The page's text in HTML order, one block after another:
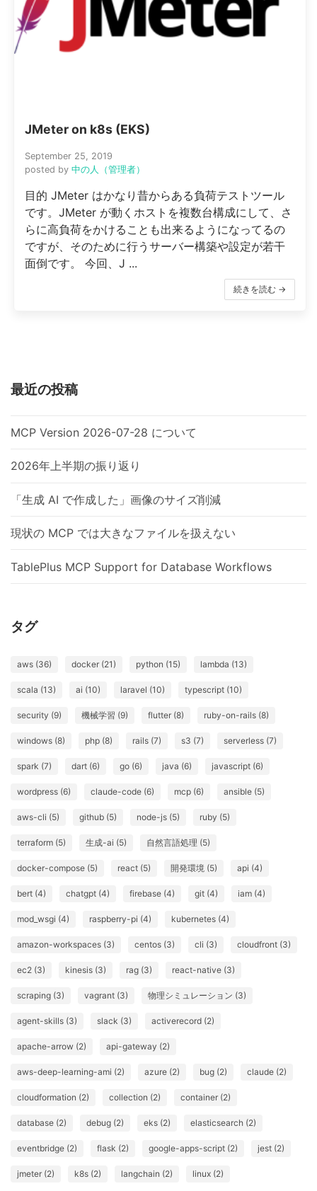
JMeter on k8s (EKS)
September 25, 2019
posted by 中の人（管理者）
目的 JMeter はかなり昔からある負荷テストツール
です。JMeter が動くホストを複数台構成にして、さ
らに高負荷をかけることも出来るようになってるの
ですが、そのために行うサーバー構築や設定が若干
面倒です。 今回、J ...
続きを読む →
最近の投稿
MCP Version 2026-07-28 について
2026年上半期の振り返り
「生成 AI で作成した」画像のサイズ削減
現状の MCP では大きなファイルを扱えない
TablePlus MCP Support for Database Workflows
タグ
aws (36) docker (21) python (15) lambda (13)
scala (13) ai (10) laravel (10) typescript (10)
security (9) 機械学習 (9) flutter (8) ruby-on-rails (8)
windows (8) php (8) rails (7) s3 (7) serverless (7)
spark (7) dart (6) go (6) java (6) javascript (6)
wordpress (6) claude-code (6) mcp (6) ansible (5)
aws-cli (5) github (5) node-js (5) ruby (5)
terraform (5) 生成-ai (5) 自然言語処理 (5)
docker-compose (5) react (5) 開発環境 (5) api (4)
bert (4) chatgpt (4) firebase (4) git (4) iam (4)
mod_wsgi (4) raspberry-pi (4) kubernetes (4)
amazon-workspaces (3) centos (3) cli (3) cloudfront (3)
ec2 (3) kinesis (3) rag (3) react-native (3)
scraping (3) vagrant (3) 物理シミュレーション (3)
agent-skills (3) slack (3) activerecord (2)
apache-arrow (2) api-gateway (2)
aws-deep-learning-ami (2) azure (2) bug (2) claude (2)
cloudformation (2) collection (2) container (2)
database (2) debug (2) eks (2) elasticsearch (2)
eventbridge (2) flask (2) google-apps-script (2) jest (2)
jmeter (2) k8s (2) langchain (2) linux (2)